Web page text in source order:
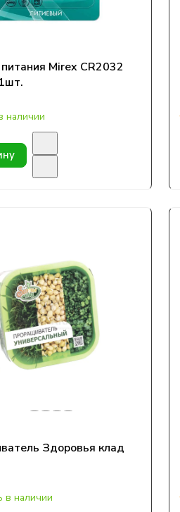
Mirex CR2032
наличии
Здоровья клад
в наличии